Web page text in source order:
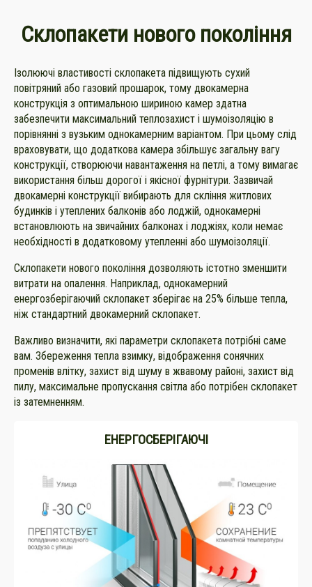
Склопакети нового покоління
Ізолюючі властивості склопакета підвищують сухий
повітряний або газовий прошарок, тому двокамерна
конструкція з оптимальною шириною камер здатна
забезпечити максимальний теплозахист і шумоізоляцію в
порівнянні з вузьким однокамерним варіантом. При цьому слід
враховувати, що додаткова камера збільшує загальну вагу
конструкції, створюючи навантаження на петлі, а тому вимагає
використання більш дорогої і якісної фурнітури. Зазвичай
двокамерні конструкції вибирають для скління житлових
будинків і утеплених балконів або лоджій, однокамерні
встановлюють на звичайних балконах і лоджіях, коли немає
необхідності в додатковому утепленні або шумоізоляції.
Склопакети нового покоління дозволяють істотно зменшити
витрати на опалення. Наприклад, однокамерний
енергозберігаючий склопакет зберігає на 25% більше тепла,
ніж стандартний двокамерний склопакет.
Важливо визначити, які параметри склопакета потрібні саме
вам. Збереження тепла взимку, відображення сонячних
променів влітку, захист від шуму в жвавому районі, захист від
пилу, максимальне пропускання світла або потрібен склопакет
із затемненням.
ЕНЕРГОСБЕРІГАЮЧІ